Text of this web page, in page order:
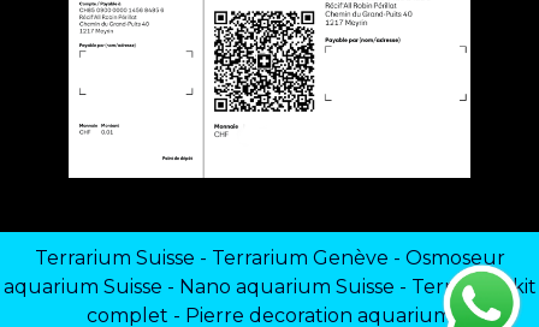
Terrarium Suisse - Terrarium Genève - Osmoseur
aquarium Suisse - Nano aquarium Suisse - Terrarium kit
complet - Pierre decoration aquarium